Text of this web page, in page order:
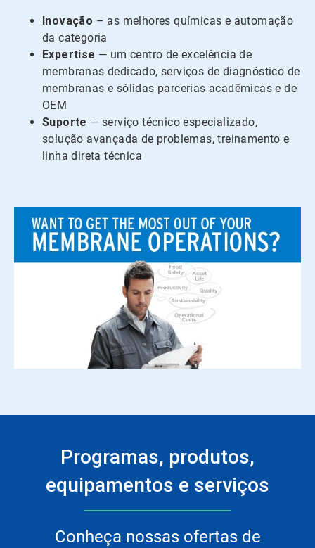
Inovação – as melhores químicas e automação
da categoria
Expertise — um centro de excelência de
membranas dedicado, serviços de diagnóstico de
membranas e sólidas parcerias acadêmicas e de
OEM
Suporte — serviço técnico especializado,
solução avançada de problemas, treinamento e
linha direta técnica
Programas, produtos,
equipamentos e serviços
Conheça nossas ofertas de